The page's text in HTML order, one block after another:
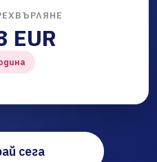
EUR
сега